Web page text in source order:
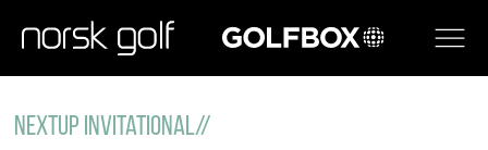
GOLFBOX
NextUp Invitational//